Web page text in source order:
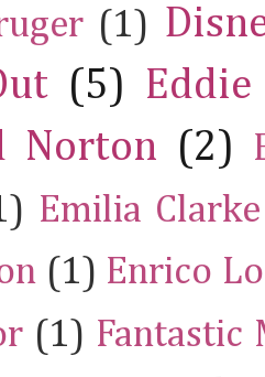
(1)
(5) Eddie
Norton (2)
Emilia Clarke
(1) Enrico
(1) Fantastic